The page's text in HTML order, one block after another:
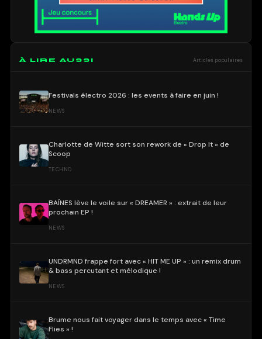
À LIRE AUSSI Articles populaires
Festivals électro 2026 : les events à faire en juin !
NEWS
Charlotte de Witte sort son rework de « Drop It » de
Scoop
TECHNO
BAÏNES lève le voile sur « DREAMER » : extrait de leur
prochain EP !
NEWS
UNDRMND frappe fort avec « HIT ME UP » : un remix drum
& bass percutant et mélodique !
NEWS
Brume nous fait voyager dans le temps avec « Time
Flies » !